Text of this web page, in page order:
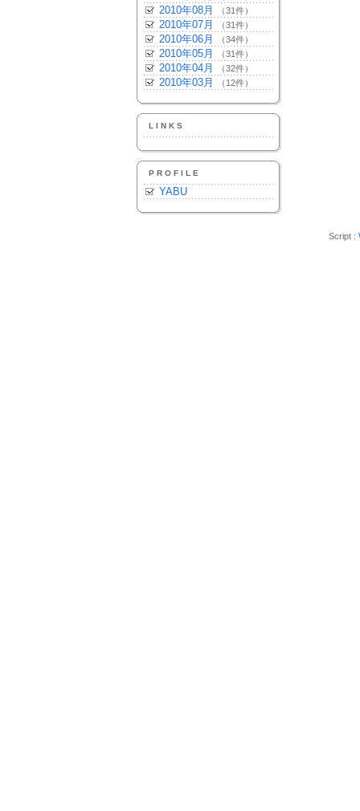
2010年08月 （31件）
2010年07月 （31件）
2010年06月 （34件）
2010年05月 （31件）
2010年04月 （32件）
2010年03月 （12件）
LINKS
PROFILE
YABU
Script :